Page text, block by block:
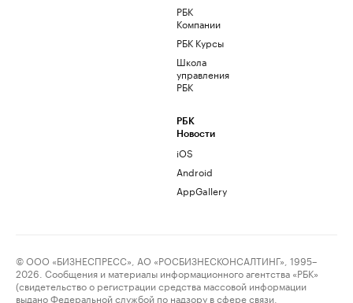
РБК
Компании
РБК Курсы
Школа
управления
РБК
РБК
Новости
iOS
Android
AppGallery
© ООО «БИЗНЕСПРЕСС», АО «РОСБИЗНЕСКОНСАЛТИНГ», 1995–
2026. Сообщения и материалы информационного агентства «РБК»
(свидетельство о регистрации средства массовой информации
выдано Федеральной службой по надзору в сфере связи,